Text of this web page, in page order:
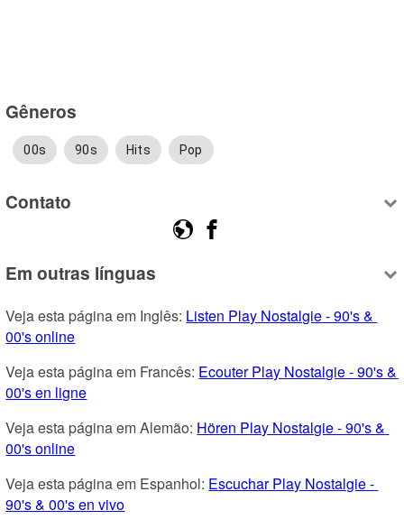
Gêneros
00s 90s Hits Pop
Contato
Em outras línguas
Veja esta página em Inglês: Listen Play Nostalgie - 90's &
00's online
Veja esta página em Francês: Ecouter Play Nostalgie - 90's &
00's en ligne
Veja esta página em Alemão: Hören Play Nostalgie - 90's &
00's online
Veja esta página em Espanhol: Escuchar Play Nostalgie -
90's & 00's en vivo